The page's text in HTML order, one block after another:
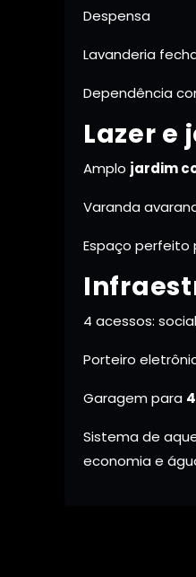
Despensa
Lavanderia
Dependência
Lazer e
Amplo jardim
Varanda
Espaço perfeito
4 acessos:
Porteiro
Garagem para
Sistema de
economia e